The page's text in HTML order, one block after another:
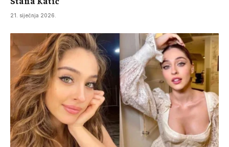
21. siječnja 2026.